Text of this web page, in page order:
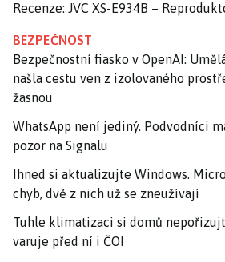
Recenze: JVC XS-E934B –
BEZPEČNOST
Bezpečnostní fiasko v OpenAI:
našla cestu ven z izolovaného
žasnou
WhatsApp není jediný. Podvodníci
pozor na Signalu
Ihned si aktualizujte Windows.
chyb, dvě z nich už se zneužívají
Tuhle klimatizaci si domů
varuje před ní i ČOI